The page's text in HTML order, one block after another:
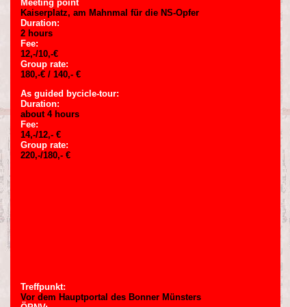
Meeting point
Kaiserplatz, am Mahnmal für die NS-Opfer
Duration:
2 hours
Fee:
12,-/10,-€
Group rate:
180,-€ / 140,- €
As guided bycicle-tour:
Duration:
about 4 hours
Fee:
14,-/12,- €
Group rate:
220,-/180,- €
Treffpunkt:
Vor dem Hauptportal des Bonner Münsters